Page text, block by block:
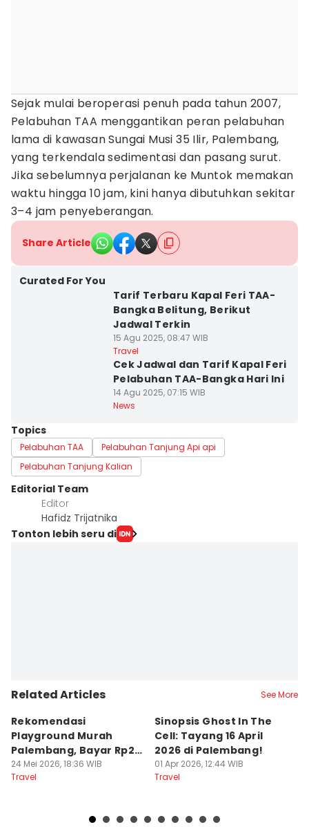
Sejak mulai beroperasi penuh pada tahun 2007,
Pelabuhan TAA menggantikan peran pelabuhan
lama di kawasan Sungai Musi 35 Ilir, Palembang,
yang terkendala sedimentasi dan pasang surut.
Jika sebelumnya perjalanan ke Muntok memakan
waktu hingga 10 jam, kini hanya dibutuhkan sekitar
3–4 jam penyeberangan.
Share Article
Curated For You
Tarif Terbaru Kapal Feri TAA-
Bangka Belitung, Berikut
Jadwal Terkin
15 Agu 2025, 08:47 WIB
Travel
Cek Jadwal dan Tarif Kapal Feri
Pelabuhan TAA-Bangka Hari Ini
14 Agu 2025, 07:15 WIB
News
Topics
Pelabuhan TAA
Pelabuhan Tanjung Api api
Pelabuhan Tanjung Kalian
Editorial Team
Editor
Hafidz Trijatnika
Tonton lebih seru di
Related Articles See More
Rekomendasi
Playground Murah
Palembang, Bayar Rp20
Ribu Main Sepuasnya
24 Mei 2026, 18:36 WIB
Travel
Sinopsis Ghost In The
Cell: Tayang 16 April
2026 di Palembang!
01 Apr 2026, 12:44 WIB
Travel